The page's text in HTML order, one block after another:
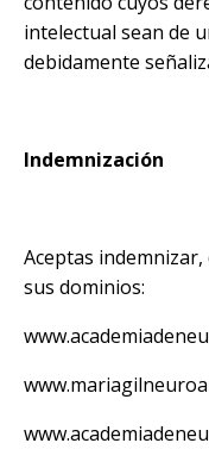
intelectual sean de
debidamente
Indemnización
Aceptas
sus dominios: